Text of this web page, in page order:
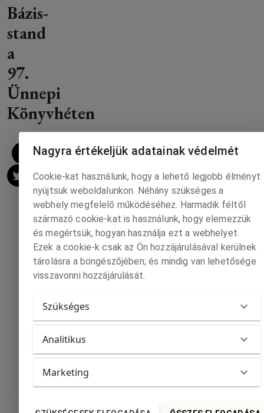
Bázis-
stand
a
97.
Ünnepi
Könyvhéten
Irodalmi
Nagyra értékeljük adatainak védelmét
Cookie-kat használunk, hogy a lehető legjobb élményt
nyújtsuk weboldalunkon. Néhány szükséges a
webhely megfelelő működéséhez. Harmadik féltől
származó cookie-kat is használunk, hogy elemezzük
és megértsük, hogyan használja ezt a webhelyet.
Ezek a cookie-k csak az Ön hozzájárulásával kerülnek
tárolásra a böngészőjében; és mindig van lehetősége
visszavonni hozzájárulását.
Szükséges
Analitikus
Marketing